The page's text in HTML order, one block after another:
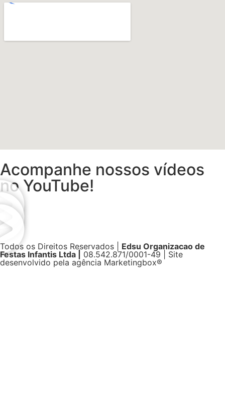
Acompanhe nossos vídeos
no YouTube!
Todos os Direitos Reservados | Edsu Organizacao de
Festas Infantis Ltda |
08.542.871/0001-49 | Site
desenvolvido pela agência Marketingbox®